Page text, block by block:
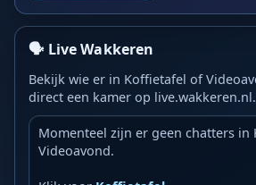
🗣️ Live Wakkeren
Bekijk wie er in Koffietafel of
direct een kamer op live.wakkeren.nl.
Momenteel zijn er geen chatters in
Videoavond.